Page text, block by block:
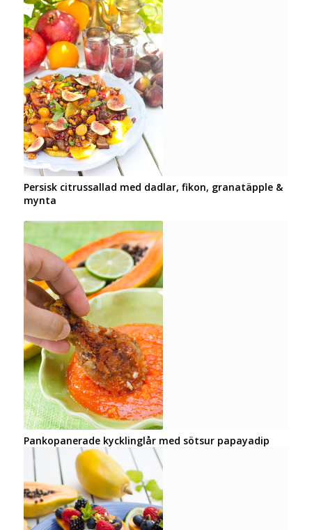
Persisk citrussallad med dadlar, fikon, granatäpple &
mynta
Pankopanerade kycklinglår med sötsur papayadip